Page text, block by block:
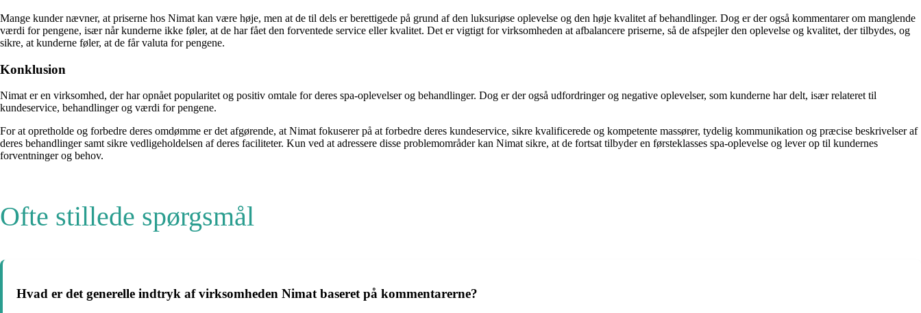
Mange kunder nævner, at priserne hos Nimat kan være høje, men at de til dels er berettigede på grund af den luksuriøse oplevelse og den høje kvalitet af behandlinger. Dog er der også kommentarer om manglende
værdi for pengene, især når kunderne ikke føler, at de har fået den forventede service eller kvalitet. Det er vigtigt for virksomheden at afbalancere priserne, så de afspejler den oplevelse og kvalitet, der tilbydes, og
sikre, at kunderne føler, at de får valuta for pengene.
Konklusion
Nimat er en virksomhed, der har opnået popularitet og positiv omtale for deres spa-oplevelser og behandlinger. Dog er der også udfordringer og negative oplevelser, som kunderne har delt, især relateret til
kundeservice, behandlinger og værdi for pengene.
For at opretholde og forbedre deres omdømme er det afgørende, at Nimat fokuserer på at forbedre deres kundeservice, sikre kvalificerede og kompetente massører, tydelig kommunikation og præcise beskrivelser af
deres behandlinger samt sikre vedligeholdelsen af deres faciliteter. Kun ved at adressere disse problemområder kan Nimat sikre, at de fortsat tilbyder en førsteklasses spa-oplevelse og lever op til kundernes
forventninger og behov.
Ofte stillede spørgsmål
Hvad er det generelle indtryk af virksomheden Nimat baseret på kommentarerne?